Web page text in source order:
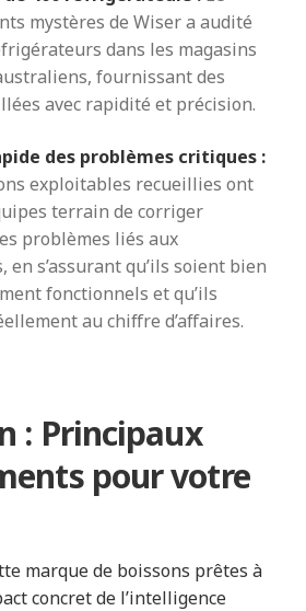
mystères de Wiser a audité
dans les magasins
fournissant des
avec rapidité et précision.
des problèmes critiques :
exploitables recueillies ont
terrain de corriger
problèmes liés aux
s’assurant qu’ils soient bien
fonctionnels et qu’ils
au chiffre d’affaires.
: Principaux
pour votre
marque de boissons prêtes à
concret de l’intelligence